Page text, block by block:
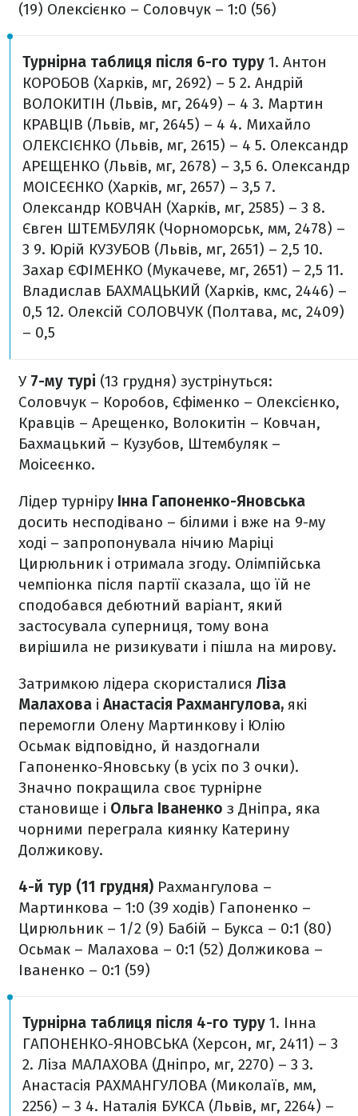
(19) Олексієнко – Соловчук – 1:0 (56)
Турнірна таблиця після 6-го туру 1. Антон
КОРОБОВ (Харків, мг, 2692) – 5 2. Андрій
ВОЛОКИТІН (Львів, мг, 2649) – 4 3. Мартин
КРАВЦІВ (Львів, мг, 2645) – 4 4. Михайло
ОЛЕКСІЄНКО (Львів, мг, 2615) – 4 5. Олександр
АРЕЩЕНКО (Львів, мг, 2678) – 3,5 6. Олександр
МОІСЕЄНКО (Харків, мг, 2657) – 3,5 7.
Олександр КОВЧАН (Харків, мг, 2585) – 3 8.
Євген ШТЕМБУЛЯК (Чорноморськ, мм, 2478) –
3 9. Юрій КУЗУБОВ (Львів, мг, 2651) – 2,5 10.
Захар ЄФІМЕНКО (Мукачеве, мг, 2651) – 2,5 11.
Владислав БАХМАЦЬКИЙ (Харків, кмс, 2446) –
0,5 12. Олексій СОЛОВЧУК (Полтава, мс, 2409)
– 0,5
У 7-му турі (13 грудня) зустрінуться:
Соловчук – Коробов, Єфіменко – Олексієнко,
Кравців – Арещенко, Волокитін – Ковчан,
Бахмацький – Кузубов, Штембуляк –
Моісеєнко.
Лідер турніру Інна Гапоненко-Яновська
досить несподівано – білими і вже на 9-му
ході – запропонувала нічию Маріці
Цирюльник і отримала згоду. Олімпійська
чемпіонка після партії сказала, що їй не
сподобався дебютний варіант, який
застосувала суперниця, тому вона
вирішила не ризикувати і пішла на мирову.
Затримкою лідера скористалися Ліза
Малахова і Анастасія Рахмангулова, які
перемогли Олену Мартинкову і Юлію
Осьмак відповідно, й наздогнали
Гапоненко-Яновську (в усіх по 3 очки).
Значно покращила своє турнірне
становище і Ольга Іваненко з Дніпра, яка
чорними переграла киянку Катерину
Должикову.
4-й тур (11 грудня) Рахмангулова –
Мартинкова – 1:0 (39 ходів) Гапоненко –
Цирюльник – 1/2 (9) Бабій – Букса – 0:1 (80)
Осьмак – Малахова – 0:1 (52) Должикова –
Іваненко – 0:1 (59)
Турнірна таблиця після 4-го туру 1. Інна
ГАПОНЕНКО-ЯНОВСЬКА (Херсон, мг, 2411) – 3
2. Ліза МАЛАХОВА (Дніпро, мг, 2270) – 3 3.
Анастасія РАХМАНГУЛОВА (Миколаїв, мм,
2256) – 3 4. Наталія БУКСА (Львів, мг, 2264) –